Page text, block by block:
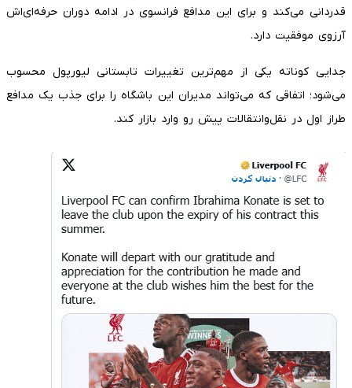
قدردانی می‌کند و برای این مدافع فرانسوی در ادامه دوران حرفه‌ای‌اش
آرزوی موفقیت دارد.
جدایی کوناته یکی از مهم‌ترین تغییرات تابستانی لیورپول محسوب
می‌شود؛ اتفاقی که می‌تواند مدیران این باشگاه را برای جذب یک مدافع
طراز اول در نقل‌وانتقالات پیش رو وارد بازار کند.